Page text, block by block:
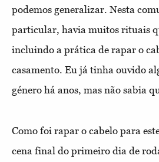
podemos generalizar. Nesta
particular, havia muitos rituais
incluindo a prática de rapar o
casamento. Eu já tinha ouvido
género há anos, mas não sabia
Como foi rapar o cabelo para
cena final do primeiro dia de